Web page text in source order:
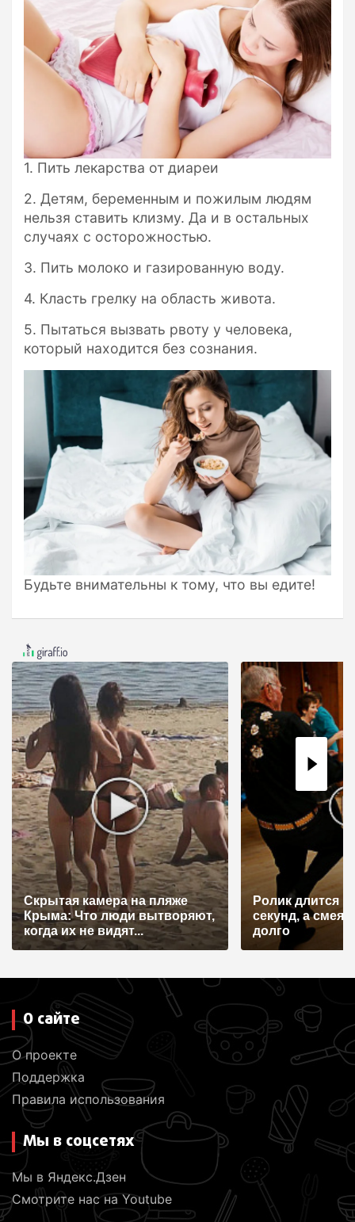
1. Пить лекарства от диареи
2. Детям, беременным и пожилым людям
нельзя ставить клизму. Да и в остальных
случаях с осторожностью.
3. Пить молоко и газированную воду.
4. Класть грелку на область живота.
5. Пытаться вызвать рвоту у человека,
который находится без сознания.
Будьте внимательны к тому, что вы едите!
Скрытая камера на пляже
Крыма: Что люди вытворяют,
когда их не видят...
Ролик длится
секунд, а
долго
О сайте
О проекте
Поддержка
Правила использования
Мы в соцсетях
Мы в Яндекс.Дзен
Смотрите нас на Youtube